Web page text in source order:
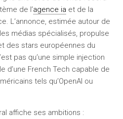
de l’agence ia et de la
L’annonce, estimée autour de
médias spécialisés, propulse
des stars européennes du
pas qu’une simple injection
d’une French Tech capable de
tels qu’OpenAI ou
affiche ses ambitions :